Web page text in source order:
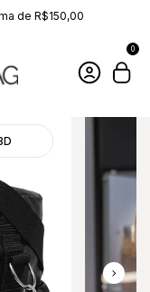
de R$150,00
0